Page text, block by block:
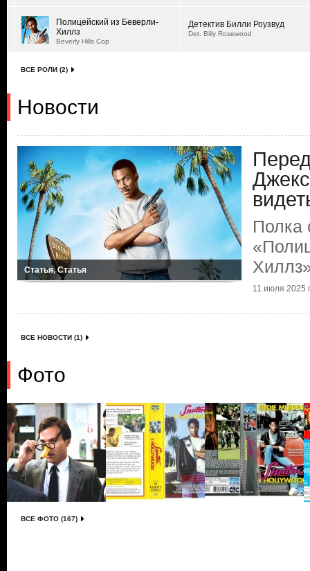
Полицейский из Беверли-
Хиллз
Beverly Hills Cop
Детектив Билли Роузвуд
Det. Billy Rosewood
ВСЕ РОЛИ (2)
Новости
Статья, Статья
Полка
11 июля 2025
ВСЕ НОВОСТИ (1)
Фото
ВСЕ ФОТО (167)